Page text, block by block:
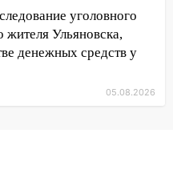
украли два
какая будет
ульяновские
засудить УК
уголовного
жителя Ульяновска,
денежных средств у
05.08.2026